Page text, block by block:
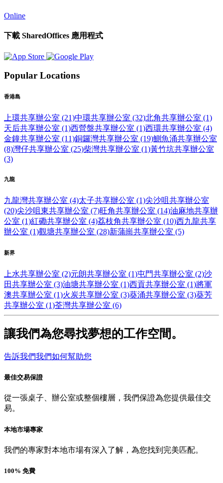
Online
下載 SharedOffices 應用程式
Popular Locations
香港島
上環共享辦公室 (21)中環共享辦公室 (32)北角共享辦公室 (1)
天后共享辦公室 (1)西營盤共享辦公室 (1)西環共享辦公室 (4)
金鐘共享辦公室 (11)銅鑼灣共享辦公室 (19)鰂魚涌共享辦公室
(8)灣仔共享辦公室 (25)柴灣共享辦公室 (1)黃竹坑共享辦公室
(3)
九龍
九龍灣共享辦公室 (4)太子共享辦公室 (1)尖沙咀共享辦公室
(20)尖沙咀東共享辦公室 (7)旺角共享辦公室 (14)油麻地共享辦
公室 (1)紅磡共享辦公室 (4)荔枝角共享辦公室 (10)西九龍共享
辦公室 (1)觀塘共享辦公室 (28)新蒲崗共享辦公室 (5)
新界
上水共享辦公室 (2)元朗共享辦公室 (1)屯門共享辦公室 (2)沙
田共享辦公室 (3)油塘共享辦公室 (1)西貢共享辦公室 (1)將軍
澳共享辦公室 (1)火炭共享辦公室 (3)葵涌共享辦公室 (3)葵芳
共享辦公室 (1)荃灣共享辦公室 (6)
讓我們為您尋找夢想的工作空間。
告訴我們我們如何幫助您
最佳交易保證
從一張桌子、辦公室或整個樓層，我們保證為您提供最佳交
易。
本地市場專家
我們的專家對本地市場有深入了解，為您找到完美匹配。
100% 免費